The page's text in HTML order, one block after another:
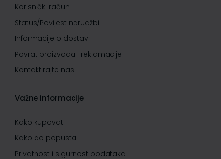
Korisnički račun
Status/Povijest narudžbi
Informacije o dostavi
Povrat proizvoda i reklamacije
Kontaktirajte nas
Važne informacije
Kako kupovati
Kako do popusta
Privatnost i sigurnost podataka